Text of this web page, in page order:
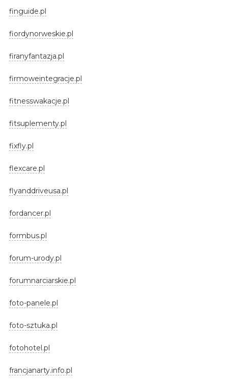
finguide.pl
fiordynorweskie.pl
firanyfantazja.pl
firmoweintegracje.pl
fitnesswakacje.pl
fitsuplementy.pl
fixfly.pl
flexcare.pl
flyanddriveusa.pl
fordancer.pl
formbus.pl
forum-urody.pl
forumnarciarskie.pl
foto-panele.pl
foto-sztuka.pl
fotohotel.pl
francjanarty.info.pl